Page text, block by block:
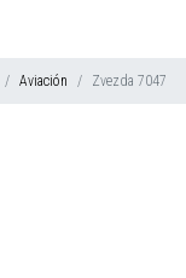
Aviación Zvezda 7047